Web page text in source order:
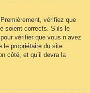
vérifiez que
soient corrects. S’ils le
vérifier que vous n’avez
le propriétaire du site
côté, et qu’il devra la